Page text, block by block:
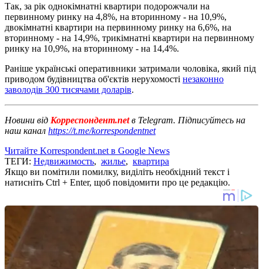
Так, за рік однокімнатні квартири подорожчали на
первинному ринку на 4,8%, на вторинному - на 10,9%,
двокімнатні квартири на первинному ринку на 6,6%, на
вторинному - на 14,9%, трикімнатні квартири на первинному
ринку на 10,9%, на вторинному - на 14,4%.
Раніше українські оперативники затримали чоловіка, який під
приводом будівництва об'єктів нерухомості незаконно
заволодів 300 тисячами доларів.
Новини від Корреспондент.netв Telegram. Підписуйтесь на
наш канал https://t.me/korrespondentnet
Читайте Korrespondent.net в Google News
ТЕГИ: Недвижимость, жилье, квартира
Якщо ви помітили помилку, виділіть необхідний текст і
натисніть Ctrl + Enter, щоб повідомити про це редакцію.